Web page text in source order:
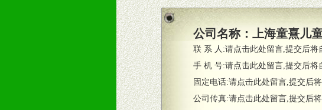
2、根据具体情况公司给予必要市场支持。
3、根据市场需要，派驻区域销售人员全程跟踪服务
4、根据市场情况公司给予专职或兼职的业务代表及
五、退换货制度
1、给予前期市场操作一定比例退换货政策。
2、对于临期，滞销品给予一定比例调换政策。
公司名称： 上海童熹儿
联 系 人:请点击此处留言,提交后将
手 机 号:请点击此处留言,提交后将
固定电话:请点击此处留言,提交后
公司传真:请点击此处留言,提交后